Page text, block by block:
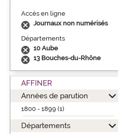
Accès en ligne
Journaux non numérisés
Départements
10 Aube
13 Bouches-du-Rhône
AFFINER
Années de parution
1800 - 1899 (1)
Départements